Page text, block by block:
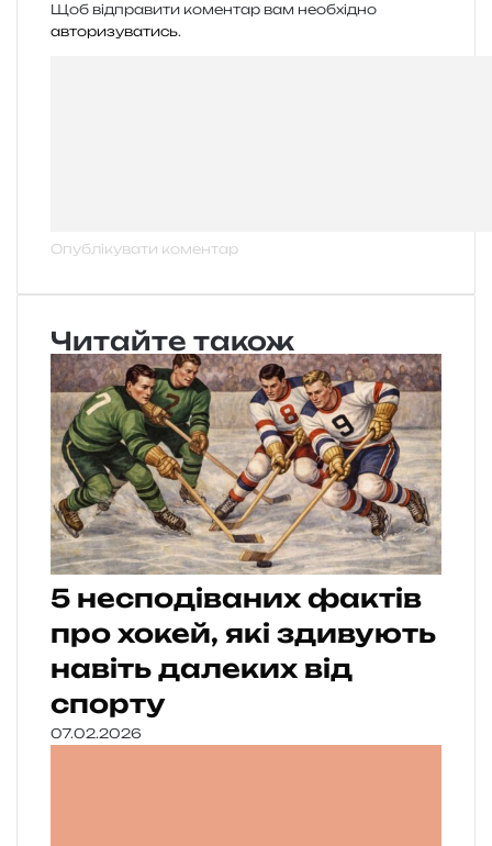
Щоб відправити коментар вам необхідно
авторизуватись.
Читайте також
5 несподіваних фактів
про хокей, які здивують
навіть далеких від
спорту
07.02.2026